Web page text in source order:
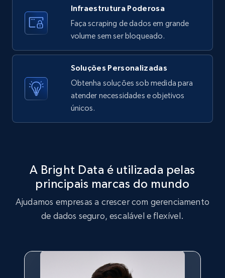
10.4K+ 1.2K+ Comece grátis
X (formerly Twitter) - Posts - Getting x
posts by array of profiles
ID, User posted, Name, Description, Date
posted, Photos, URL, Quoted post, and more.
TikTok - Profiles
Account id, Nickname, Biography, Awg
engagement rate, Comment engagement rate,
Like engagement rate, Bio link, Predicted lang,
Infraestrutura Poderosa
Faça scraping de dados em grande
volume sem ser bloqueado.
Soluções Personalizadas
Obtenha soluções sob medida para
atender necessidades e objetivos
únicos.
A Bright Data é utilizada pelas
principais marcas do mundo
Ajudamos empresas a crescer com gerenciamento
de dados seguro, escalável e flexível.